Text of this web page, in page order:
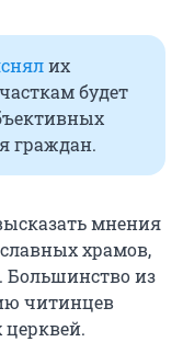
их
будет
граждан.
мнения
храмов,
Большинство из
читинцев